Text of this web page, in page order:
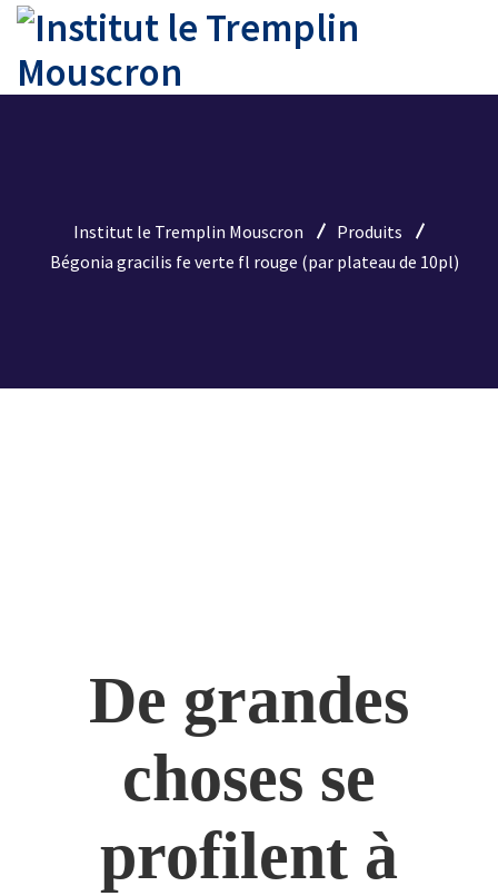
Institut le Tremplin Mouscron
Produits
Bégonia gracilis fe verte fl rouge (par plateau de 10pl)
De grandes
choses se
profilent à